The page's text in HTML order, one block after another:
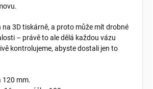
na 3D tiskárně, a proto může mít drobné
– právě to ale dělá každou vázu
kontrolujeme, abyste dostali jen to
120 mm.